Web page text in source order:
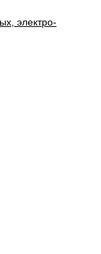
электро-